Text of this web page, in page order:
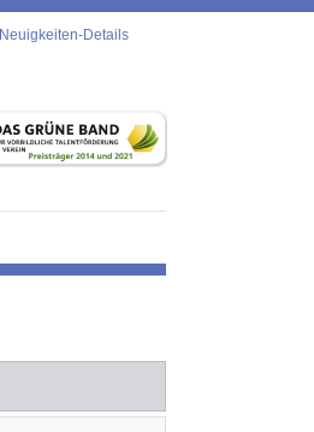
Neuigkeiten-Details